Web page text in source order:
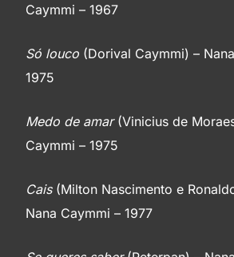
Caymmi – 1967
Só louco (Dorival Caymmi) –
1975
Medo de amar(Vinicius de
Caymmi – 1975
Cais(Milton Nascimento e
Nana Caymmi – 1977